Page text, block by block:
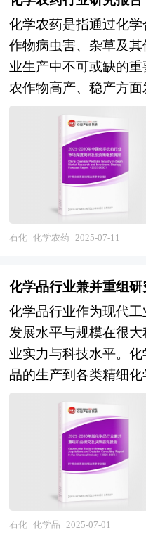
市场调研基础上，主
务部、国家发改委、
青行业协会、中研普
种相关报刊杂志以及
量资料，对中国国家 “
果进行分析、产业链
需形势、进出口等进
中国沥青行业发展状
沥青行业将面临的挑
争格局。报告还对“十
展动向和趋势作了详
进行了趋向研判，是沥
业定位和发展方向不可
周密的市场调研基础
国家商务部、国家发
务院发展研究中心、
景气监测中心提供的最
织的权威统计资料。
长期追踪，结合我们
研究，对我国短纤维
场竞争格局与形势、
略与风险预警、发展
究，并重点分析了短纤
战略规划提供准确的
据，同时对银行信贷
发展，膜设备及生产
提高，降低了人工成
源汽车、储能电池产
的质量性能要求提高
质子交换膜的产业化
气处理等方面的应用
深度处理回用、污水
实现碳达峰、碳中和
台了多项政策支持、
年7月，中共中央发布
推进中国式现代化的决
策和治理体系。 从水
发达地区及大城市密
沪、浙江、江苏、广
于前列，规划中的市
业占领先发优势。由
用企业更多地专注于
强的市政、工业园区
术应用企业面对这种
目又力不能及，只能
项目。 本研究咨询报
撰写，在大量周密的市
化学农药是指通过化
作物病虫害、杂草及
业生产中不可或缺的
农作物高产、稳产方
紧密相连。 近年来，
求的推动下保持着一
家对环境保护和可持
调整，化学农药行业
面，“双碳”战略的提
型，企业需要不断完善
展也在一定程度上对
化学农药在未来几年
位。 本研究咨询报告
写，在大量周密的市场
家统计局、国家商务
息中心、国务院发展
国商业信息中心、中
业研究网、国内外相
农药行业研究单位等
行业内企业调研访察
我国化学农药市场的
局、赢利水平、发展趋
石化 化学农药 2025-07-11
化学品行业兼并重组
化学品行业作为现代
发展水平与规模在很
业实力与科技水平。
品的生产到各类精细
业、医药、电子、建
可或缺的重要产业。
公司兼并是指经由转
多家公司的全部资产
另一公司所有，而接
仍然完全以自身名义继
石化 化学品 2025-07-01